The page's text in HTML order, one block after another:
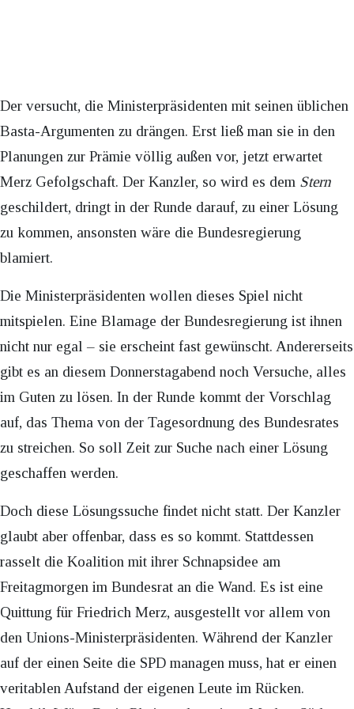
Der versucht, die Ministerpräsidenten mit seinen üblichen
Basta-Argumenten zu drängen. Erst ließ man sie in den
Planungen zur Prämie völlig außen vor, jetzt erwartet
Merz Gefolgschaft. Der Kanzler, so wird es dem Stern
geschildert, dringt in der Runde darauf, zu einer Lösung
zu kommen, ansonsten wäre die Bundesregierung
blamiert.
Die Ministerpräsidenten wollen dieses Spiel nicht
mitspielen. Eine Blamage der Bundesregierung ist ihnen
nicht nur egal – sie erscheint fast gewünscht. Andererseits
gibt es an diesem Donnerstagabend noch Versuche, alles
im Guten zu lösen. In der Runde kommt der Vorschlag
auf, das Thema von der Tagesordnung des Bundesrates
zu streichen. So soll Zeit zur Suche nach einer Lösung
geschaffen werden.
Doch diese Lösungssuche findet nicht statt. Der Kanzler
glaubt aber offenbar, dass es so kommt. Stattdessen
rasselt die Koalition mit ihrer Schnapsidee am
Freitagmorgen im Bundesrat an die Wand. Es ist eine
Quittung für Friedrich Merz, ausgestellt vor allem von
den Unions-Ministerpräsidenten. Während der Kanzler
auf der einen Seite die SPD managen muss, hat er einen
veritablen Aufstand der eigenen Leute im Rücken.